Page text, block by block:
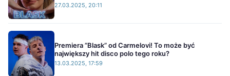
27.03.2025, 20:11
Premiera ”Blask” od Carmelovi! To może być
największy hit disco polo tego roku?
13.03.2025, 17:59